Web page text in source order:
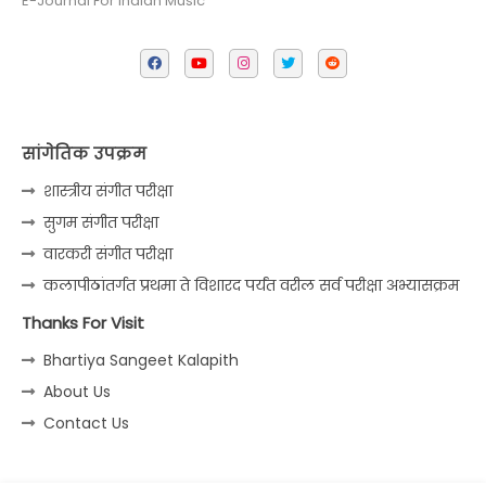
सांगेतिक उपक्रम
शास्त्रीय संगीत परीक्षा
सुगम संगीत परीक्षा
वारकरी संगीत परीक्षा
कलापीठांतर्गत प्रथमा ते विशारद पर्यंत वरील सर्व परीक्षा अभ्यासक्रम
Thanks For Visit
Bhartiya Sangeet Kalapith
About Us
Contact Us